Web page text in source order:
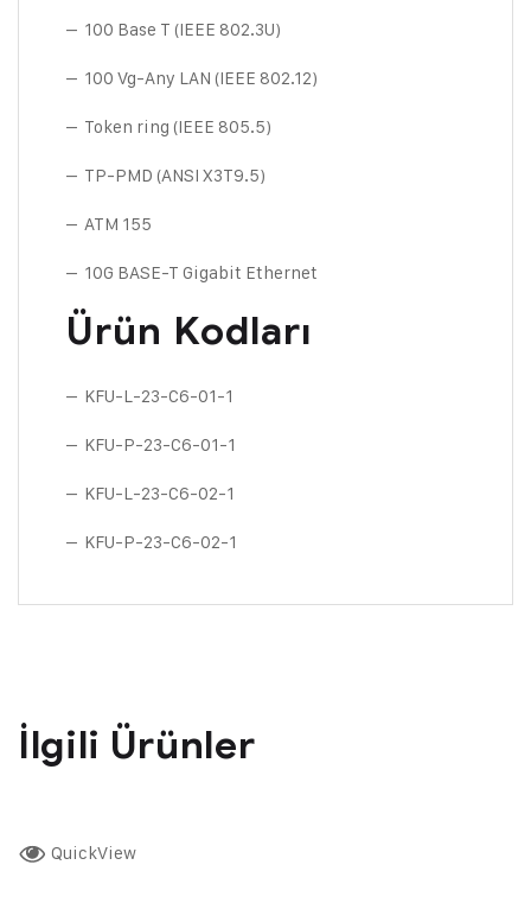
– 100 Base T (IEEE 802.3U)
– 100 Vg-Any LAN (IEEE 802.12)
– Token ring (IEEE 805.5)
– TP-PMD (ANSI X3T9.5)
– ATM 155
– 10G BASE-T Gigabit Ethernet
Ürün Kodları
– KFU-L-23-C6-01-1
– KFU-P-23-C6-01-1
– KFU-L-23-C6-02-1
– KFU-P-23-C6-02-1
İlgili Ürünler
QuickView